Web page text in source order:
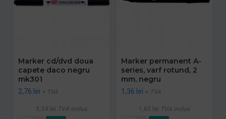
Marker cd/dvd doua
capete daco negru
mk301
2,76 lei + TVA
3,34 lei TVA inclus
Marker permanent A-
series, varf rotund, 2
mm, negru
1,36 lei + TVA
1,65 lei TVA inclus